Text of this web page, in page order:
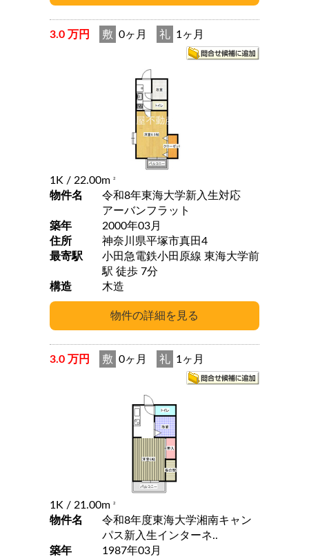
3.0 万円 敷 0ヶ月 礼 1ヶ月
1K / 22.00m 2
物件名
令和8年東海大学新入生対応
アーバンフラット
築年
2000年03月
住所
神奈川県平塚市真田4
最寄駅
小田急電鉄小田原線 東海大学前
駅 徒歩 7分
構造
木造
3.0 万円 敷 0ヶ月 礼 1ヶ月
1K / 21.00m 2
物件名
令和8年度東海大学湘南キャン
パス新入生インターネ..
築年
1987年03月